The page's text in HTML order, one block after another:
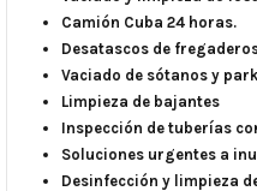
Camión Cuba 24 horas.
Desatascos de
Vaciado de sótanos y
Limpieza de bajantes
Inspección de tuberías
Soluciones urgentes a
Desinfección y limpieza